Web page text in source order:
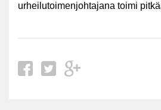
urheilutoimenjohtajana toimi